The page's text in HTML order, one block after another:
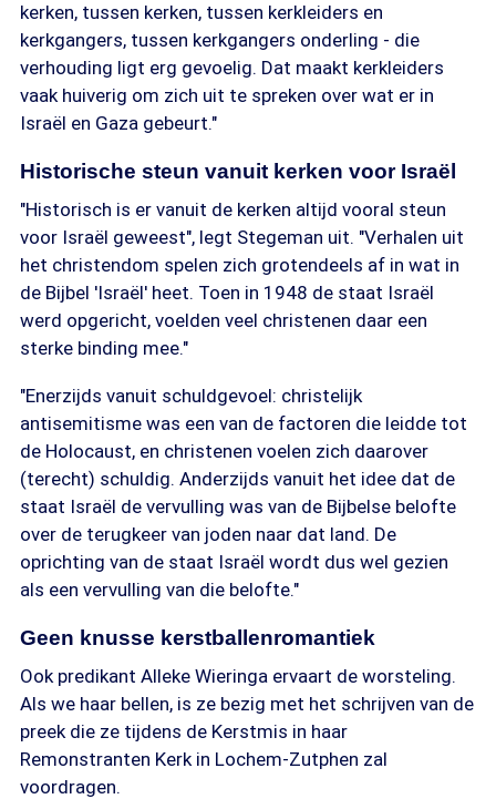
kerken, tussen kerken, tussen kerkleiders en
kerkgangers, tussen kerkgangers onderling - die
verhouding ligt erg gevoelig. Dat maakt kerkleiders
vaak huiverig om zich uit te spreken over wat er in
Israël en Gaza gebeurt."
Historische steun vanuit kerken voor Israël
"Historisch is er vanuit de kerken altijd vooral steun
voor Israël geweest", legt Stegeman uit. "Verhalen uit
het christendom spelen zich grotendeels af in wat in
de Bijbel 'Israël' heet. Toen in 1948 de staat Israël
werd opgericht, voelden veel christenen daar een
sterke binding mee."
"Enerzijds vanuit schuldgevoel: christelijk
antisemitisme was een van de factoren die leidde tot
de Holocaust, en christenen voelen zich daarover
(terecht) schuldig. Anderzijds vanuit het idee dat de
staat Israël de vervulling was van de Bijbelse belofte
over de terugkeer van joden naar dat land. De
oprichting van de staat Israël wordt dus wel gezien
als een vervulling van die belofte."
Geen knusse kerstballenromantiek
Ook predikant Alleke Wieringa ervaart de worsteling.
Als we haar bellen, is ze bezig met het schrijven van de
preek die ze tijdens de Kerstmis in haar
Remonstranten Kerk in Lochem-Zutphen zal
voordragen.